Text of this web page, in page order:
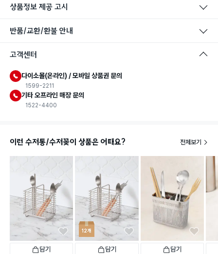
상품정보 제공 고시
반품/교환/환불 안내
고객센터
다이소몰(온라인) / 모바일 상품권 문의
1599-2211
기타 오프라인 매장 문의
1522-4400
이런 수저통/수저꽂이 상품은 어때요? 전체보기
담기
12개
담기 담기